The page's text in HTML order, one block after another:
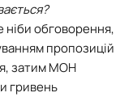
ніби обговорення,
пропозицій
затимМОН
гривень